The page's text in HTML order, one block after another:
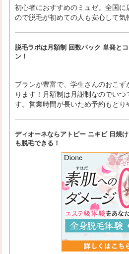
初心者におすすめのミュゼ。全国に
ので脱毛が初めての人も安心して気
脱毛ラボは月額制 回数パック 単発と
ン！
プランが豊富で、学生さんのおこず
ります！月額制は月謝制なのでいつ
す。営業時間が長いため予約もとり
ディオーネならアトピー ニキビ 日焼
も脱毛できる！